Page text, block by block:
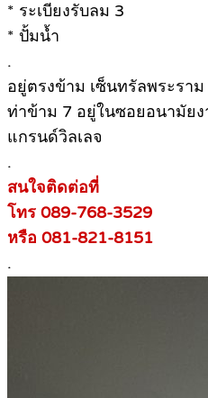
* ระเบียงรับลม 3
* ปั้มน้ำ
.
อยู่ตรงข้าม เซ็นทรัลพระรา
ท่าข้าม 7 อยู่ในซอยอนามัย
แกรนด์วิลเลจ
.
สนใจติดต่อที่
โทร 089-768-3529
หรือ 081-821-8151
.